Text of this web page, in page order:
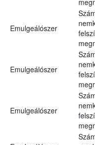
Emulgeálószer
Emulgeálószer
Emulgeálószer